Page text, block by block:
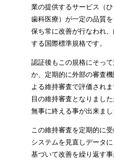
業の提供するサービス（
歯科医療）が一定の品質を
保ち常に改善が行なわれ
する国際標準規格です。
認証後もこの規格にそっ
か、定期的に外部の審査
よる維持審査で評価され
目の維持審査となりまし
無事に終える事が出来まし
この維持審査を定期的に
システムを見直しデータに
基づいて改善を繰り返す